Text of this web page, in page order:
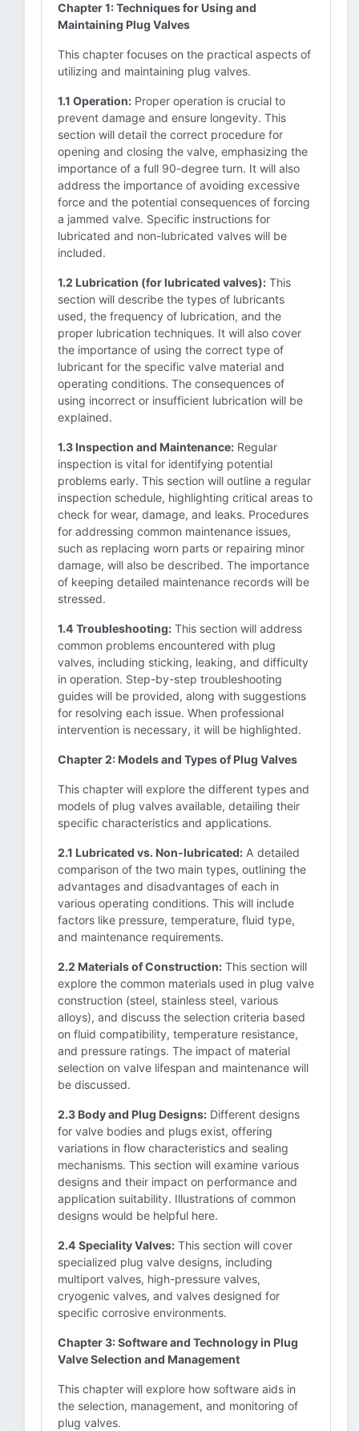
Chapter 1: Techniques for Using and
Maintaining Plug Valves
This chapter focuses on the practical aspects of
utilizing and maintaining plug valves.
1.1 Operation: Proper operation is crucial to
prevent damage and ensure longevity. This
section will detail the correct procedure for
opening and closing the valve, emphasizing the
importance of a full 90-degree turn. It will also
address the importance of avoiding excessive
force and the potential consequences of forcing
a jammed valve. Specific instructions for
lubricated and non-lubricated valves will be
included.
1.2 Lubrication (for lubricated valves): This
section will describe the types of lubricants
used, the frequency of lubrication, and the
proper lubrication techniques. It will also cover
the importance of using the correct type of
lubricant for the specific valve material and
operating conditions. The consequences of
using incorrect or insufficient lubrication will be
explained.
1.3 Inspection and Maintenance: Regular
inspection is vital for identifying potential
problems early. This section will outline a regular
inspection schedule, highlighting critical areas to
check for wear, damage, and leaks. Procedures
for addressing common maintenance issues,
such as replacing worn parts or repairing minor
damage, will also be described. The importance
of keeping detailed maintenance records will be
stressed.
1.4 Troubleshooting: This section will address
common problems encountered with plug
valves, including sticking, leaking, and difficulty
in operation. Step-by-step troubleshooting
guides will be provided, along with suggestions
for resolving each issue. When professional
intervention is necessary, it will be highlighted.
Chapter 2: Models and Types of Plug Valves
This chapter will explore the different types and
models of plug valves available, detailing their
specific characteristics and applications.
2.1 Lubricated vs. Non-lubricated: A detailed
comparison of the two main types, outlining the
advantages and disadvantages of each in
various operating conditions. This will include
factors like pressure, temperature, fluid type,
and maintenance requirements.
2.2 Materials of Construction: This section will
explore the common materials used in plug valve
construction (steel, stainless steel, various
alloys), and discuss the selection criteria based
on fluid compatibility, temperature resistance,
and pressure ratings. The impact of material
selection on valve lifespan and maintenance will
be discussed.
2.3 Body and Plug Designs: Different designs
for valve bodies and plugs exist, offering
variations in flow characteristics and sealing
mechanisms. This section will examine various
designs and their impact on performance and
application suitability. Illustrations of common
designs would be helpful here.
2.4 Speciality Valves: This section will cover
specialized plug valve designs, including
multiport valves, high-pressure valves,
cryogenic valves, and valves designed for
specific corrosive environments.
Chapter 3: Software and Technology in Plug
Valve Selection and Management
This chapter will explore how software aids in
the selection, management, and monitoring of
plug valves.